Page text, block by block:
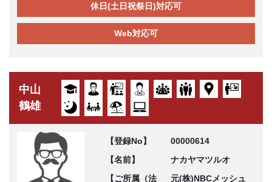
休日(土日祝祭日)対応可
Web対応可
中山
鶴雄
【登録No】
00000614
【名前】
ナカヤマツルオ
【ご所属（法
元(株)NBCメッシュ